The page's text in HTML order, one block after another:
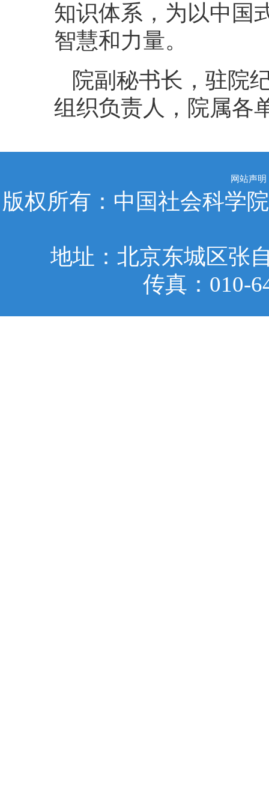
知识体系，为以中国
智慧和力量。
院副秘书长，驻院
组织负责人，院属各
网站声明
版权所有：中国社会科学
地址：北京东城区张
传真：010-